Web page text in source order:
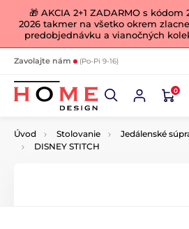
🎁 AKCIA 2+1 ZADARMO s kódom
2026 takmer na všetko okrem
predobjednávku a vianočných
Zavolajte nám (Po-Pi 9-16)
0
Úvod Stolovanie
Jedálenské
DISNEY STITCH